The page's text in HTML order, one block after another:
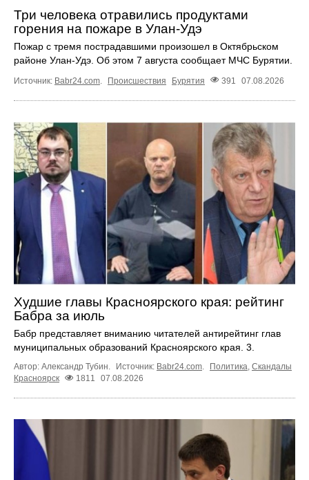
Три человека отравились продуктами
горения на пожаре в Улан-Удэ
Пожар с тремя пострадавшими произошел в Октябрьском
районе Улан-Удэ. Об этом 7 августа сообщает МЧС Бурятии.
Источник: Babr24.com Происшествия Бурятия 391 07.08.2026
Худшие главы Красноярского края: рейтинг
Бабра за июль
Бабр представляет вниманию читателей антирейтинг глав
муниципальных образований Красноярского края. 3.
Автор: Александр Тубин. Источник: Babr24.com. Политика, Скандалы
Красноярск
1811 07.08.2026